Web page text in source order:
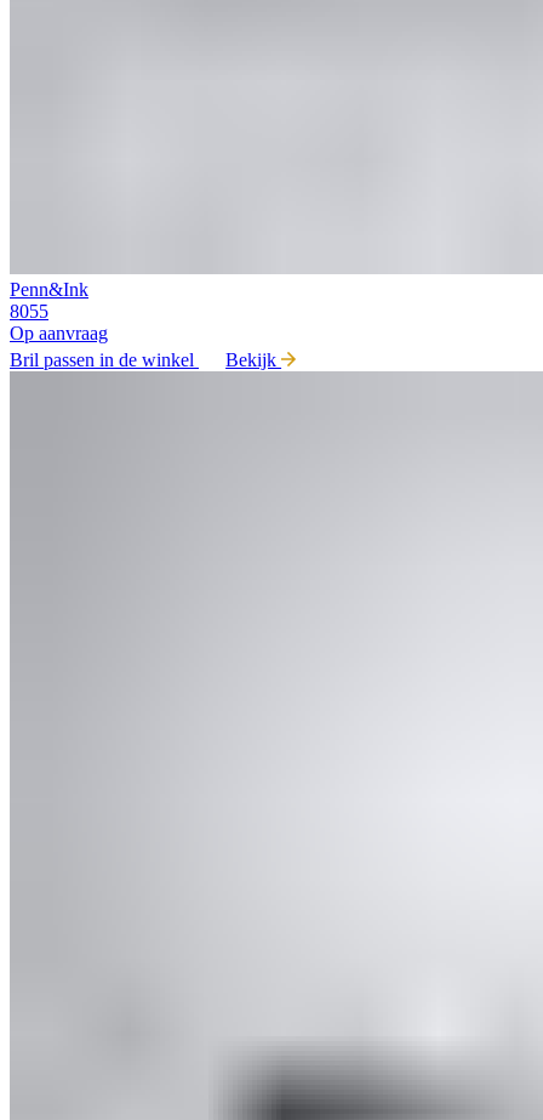
Penn&Ink
8055
Op aanvraag
Bril passen in de winkel
Bekijk